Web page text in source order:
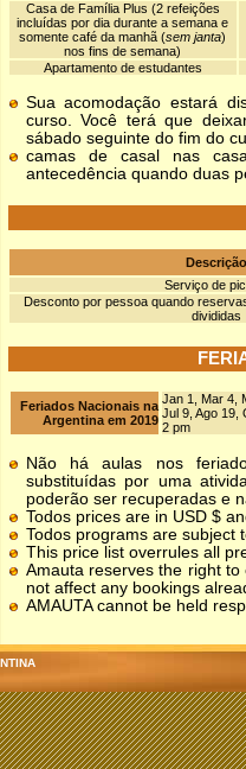
Casa de Família Plus (2 refeições
incluídas por dia durante a semana e
somente café da manhã (sem janta)
nos fins de semana)
Apartamento de estudantes
Sua acomodação estará
curso. Você terá que
sábado seguinte do fim do
camas de casal nas
antecedência quando duas
Descrição
Serviço de
Desconto por pessoa quando
divididas
Feriados Nacionais na
Argentina em 2019
Jan 1, Mar 4,
Jul 9, Ago 19,
2 pm
Não há aulas nos
substituídas por uma
poderão ser recuperadas e
Todos prices are in USD $
Todos programs are subject
This price list overrules all
Amauta reserves the right
not affect any bookings
AMAUTA cannot be held